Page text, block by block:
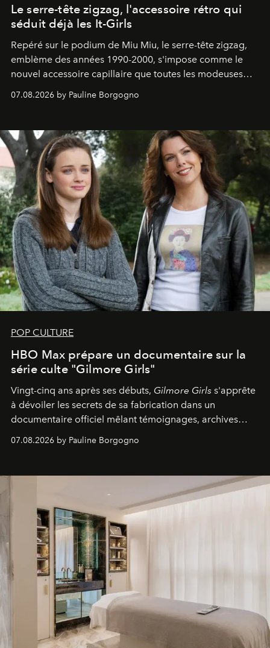
Le serre-tête zigzag, l'accessoire rétro qui
séduit déjà les It-Girls
Repéré sur le podium de Miu Miu, le serre-tête zigzag,
emblème des années 1990-2000, s'impose comme le
nouvel accessoire capillaire que toutes les modeuses
s'arrachent déjà.
07.08.2026 by Pauline Borgogno
POP CULTURE
HBO Max prépare un documentaire sur la
série culte "Gilmore Girls"
Vingt-cinq ans après ses débuts, Gilmore Girls s'apprête
à dévoiler les secrets de sa fabrication dans un
documentaire officiel mêlant témoignages, archives
inédites et plongée dans les coulisses d'un phénomène
générationnel.
07.08.2026 by Pauline Borgogno